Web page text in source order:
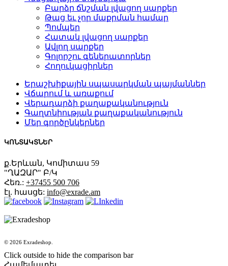
Բարձր ճնշման լվացող սարքեր
Թաց եւ չոր մաքրման համար
Պոմպեր
Հատակ լվացող սարքեր
Ավլող սարքեր
Գոլորշու գեներատորներ
Հողուկացիրներ
Երաշխիքային սպասարկման պայմաններ
Վճարում և առաքում
Վերադարձի քաղաքականություն
Գաղտնիության քաղաքականություն
Մեր գործընկերներ
ԿՈՆՏԱԿՏՆԵՐ
ք.Երևան, Կոմիտաս 59
"ՂԱԶԱՐ" Բ/Կ
Հեռ.: +37455 500 706
էլ. հասցե: info@exrade.am
© 2026 Exradeshop.
Click outside to hide the comparison bar